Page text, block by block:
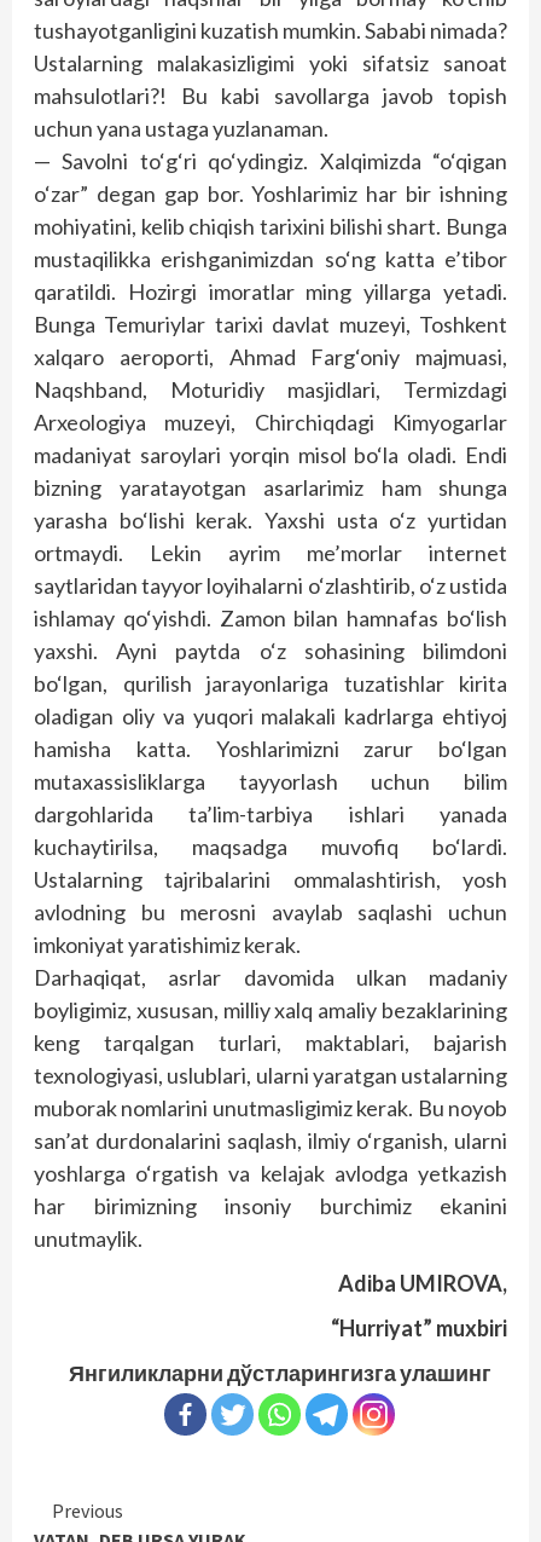
tushayotganligini kuzatish mumkin. Sababi nimada?
Ustalarning malakasizligimi yoki sifatsiz sanoat
mahsulotlari?! Bu kabi savollarga javob topish
uchun yana ustaga yuzlanaman.
— Savolni to‘g‘ri qo‘ydingiz. Xalqimizda “o‘qigan
o‘zar” degan gap bor. Yoshlarimiz har bir ishning
mohiyatini, kelib chiqish tarixini bilishi shart. Bunga
mustaqilikka erishganimizdan so‘ng katta e’tibor
qaratildi. Hozirgi imoratlar ming yillarga yetadi.
Bunga Temuriylar tarixi davlat muzeyi, Toshkent
xalqaro aeroporti, Ahmad Farg‘oniy majmuasi,
Naqshband, Moturidiy masjidlari, Termizdagi
Arxeologiya muzeyi, Chirchiqdagi Kimyogarlar
madaniyat saroylari yorqin misol bo‘la oladi. Endi
bizning yaratayotgan asarlarimiz ham shunga
yarasha bo‘lishi kerak. Yaxshi usta o‘z yurtidan
ortmaydi. Lekin ayrim me’morlar internet
saytlaridan tayyor loyihalarni o‘zlashtirib, o‘z ustida
ishlamay qo‘yishdi. Zamon bilan hamnafas bo‘lish
yaxshi. Ayni paytda o‘z sohasining bilimdoni
bo‘lgan, qurilish jarayonlariga tuzatishlar kirita
oladigan oliy va yuqori malakali kadrlarga ehtiyoj
hamisha katta. Yoshlarimizni zarur bo‘lgan
mutaxassisliklarga tayyorlash uchun bilim
dargohlarida ta’lim-tarbiya ishlari yanada
kuchaytirilsa, maqsadga muvofiq bo‘lardi.
Ustalarning tajribalarini ommalashtirish, yosh
avlodning bu merosni avaylab saqlashi uchun
imkoniyat yaratishimiz kerak.
Darhaqiqat, asrlar davomida ulkan madaniy
boyligimiz, xususan, milliy xalq amaliy bezaklarining
keng tarqalgan turlari, maktablari, bajarish
texnologiyasi, uslublari, ularni yaratgan ustalarning
muborak nomlarini unutmasligimiz kerak. Bu noyob
san’at durdonalarini saqlash, ilmiy o‘rganish, ularni
yoshlarga o‘rgatish va kelajak avlodga yetkazish
har birimizning insoniy burchimiz ekanini
unutmaylik.
Adiba UMIROVA,
“Hurriyat” muxbiri
Янгиликларни дўстларингизга улашинг
Continue
Previous